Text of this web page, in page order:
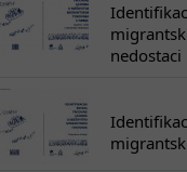
nedostaci